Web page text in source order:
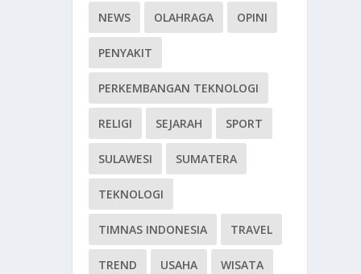
NEWS OLAHRAGA OPINI
PENYAKIT
PERKEMBANGAN TEKNOLOGI
RELIGI SEJARAH SPORT
SULAWESI SUMATERA
TEKNOLOGI
TIMNAS INDONESIA TRAVEL
TREND USAHA WISATA